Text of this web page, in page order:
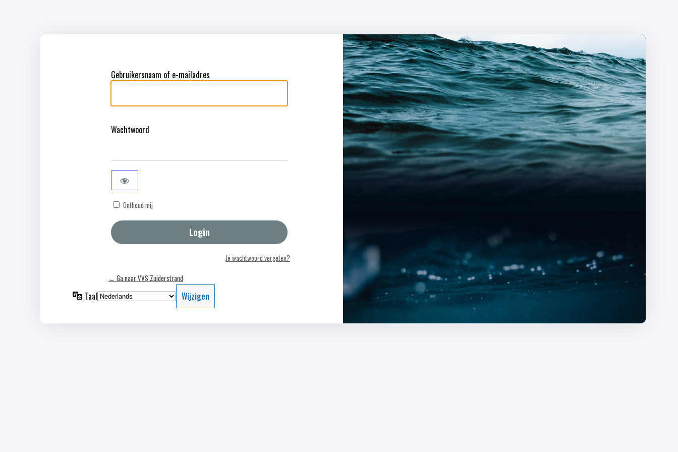
Gebruikersnaam of e-mailadres
Wachtwoord
Onthoud mij
Je wachtwoord vergeten?
← Ga naar VVS Zuiderstrand
Taal